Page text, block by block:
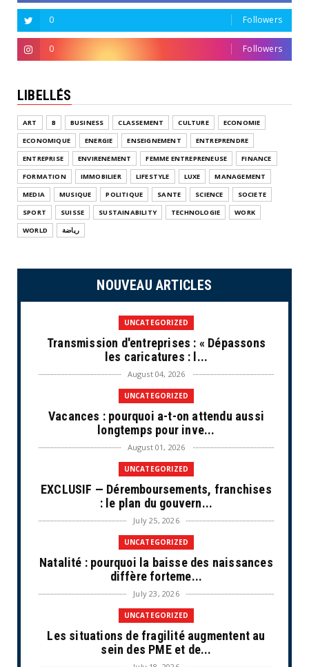
0 Followers
0 Followers
LIBELLÉS
ART B BUSINESS CLASSEMENT CULTURE
ECONOMIE
ECONOMIQUE
ENERGIE ENSEIGNEMENT
ENTREPRENDRE
ENTREPRISE
ENVIRENEMENT FEMME ENTREPRENEUSE
FINANCE
FORMATION
IMMOBILIER LIFESTYLE LUXE
MANAGEMENT
MEDIA
MUSIQUE POLITIQUE SANTE SCIENCE
SOCIETE
SPORT
SUISSE SUSTAINABILITY TECHNOLOGIE
WORK
WORLD
رياضة
NOUVEAU ARTICLES
UNCATEGORIZED
Transmission d'entreprises : « Dépassons
les caricatures : l...
August 04, 2026
UNCATEGORIZED
Vacances : pourquoi a-t-on attendu aussi
longtemps pour inve...
August 01, 2026
UNCATEGORIZED
EXCLUSIF — Déremboursements, franchises
: le plan du gouvern...
July 25, 2026
UNCATEGORIZED
Natalité : pourquoi la baisse des naissances
diffère forteme...
July 23, 2026
UNCATEGORIZED
Les situations de fragilité augmentent au
sein des PME et de...